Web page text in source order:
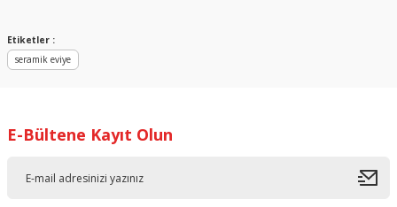
Etiketler :
seramik eviye
E-Bültene Kayıt Olun